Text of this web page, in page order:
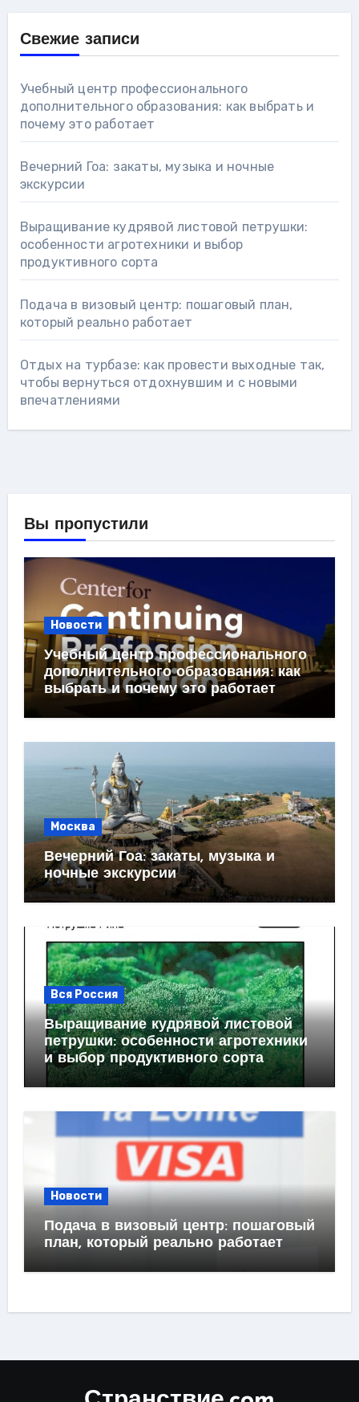
Свежие записи
Учебный центр профессионального
дополнительного образования: как выбрать и
почему это работает
Вечерний Гоа: закаты, музыка и ночные
экскурсии
Выращивание кудрявой листовой петрушки:
особенности агротехники и выбор
продуктивного сорта
Подача в визовый центр: пошаговый план,
который реально работает
Отдых на турбазе: как провести выходные так,
чтобы вернуться отдохнувшим и с новыми
впечатлениями
Вы пропустили
Новости
Учебный центр профессионального
дополнительного образования: как
выбрать и почему это работает
Москва
Вечерний Гоа: закаты, музыка и
ночные экскурсии
Вся Россия
Выращивание кудрявой листовой
петрушки: особенности агротехники
и выбор продуктивного сорта
Новости
Подача в визовый центр: пошаговый
план, который реально работает